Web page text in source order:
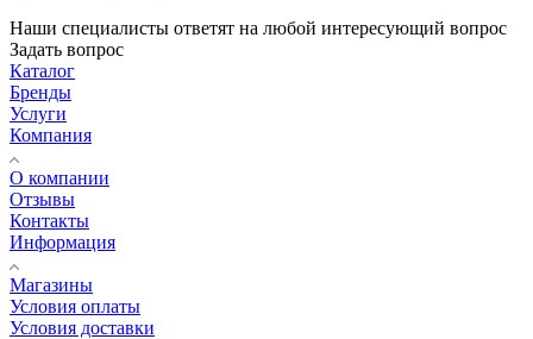
Наши специалисты ответят на любой интересующий вопрос
Задать вопрос
Каталог
Бренды
Услуги
Компания
О компании
Отзывы
Контакты
Информация
Магазины
Условия оплаты
Условия доставки